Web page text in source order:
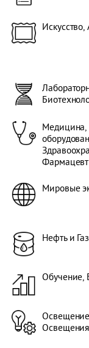
Мировые
Нефть и Газ
Обучение,
Освещения